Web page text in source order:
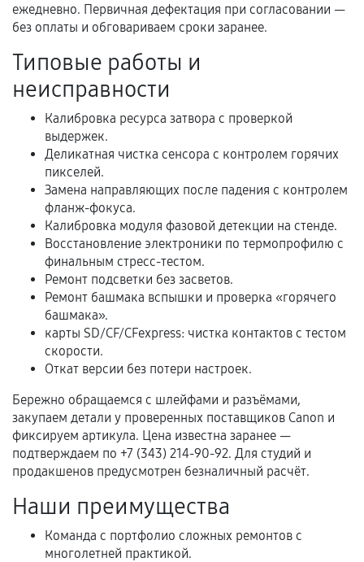
Акт выполненных работ с датой, перечнем
услуг и сроком гарантии.
Документы на установленные комплектующие
и кассовый чек.
Расширенная гарантия
В некоторых случаях возможно оформление
расширенной гарантии. Стоимость, сроки и
условия продления согласовываются отдельно и
фиксируются в документах.
Когда гарантия не действует
Нарушение правил эксплуатации,
механические повреждения, попадание влаги,
Самостоятельный ремонт или вмешательство
третьих лиц.
Естественный износ деталей, если иное не
предусмотрено отдельно.
Обращение после окончания гарантийного
срока.
Программные сбои, если это не указано в
ежедневно. Первичная дефектация при согласовании —
без оплаты и обговариваем сроки заранее.
Типовые работы и
неисправности
Калибровка ресурса затвора с проверкой
выдержек.
Деликатная чистка сенсора с контролем горячих
пикселей.
Замена направляющих после падения с контролем
фланж-фокуса.
Калибровка модуля фазовой детекции на стенде.
Восстановление электроники по термопрофилю с
финальным стресс-тестом.
Ремонт подсветки без засветов.
Ремонт башмака вспышки и проверка «горячего
башмака».
карты SD/CF/CFexpress: чистка контактов с тестом
скорости.
Откат версии без потери настроек.
Бережно обращаемся с шлейфами и разъёмами,
закупаем детали у проверенных поставщиков Canon и
фиксируем артикула. Цена известна заранее —
подтверждаем по +7 (343) 214-90-92. Для студий и
продакшенов предусмотрен безналичный расчёт.
Наши преимущества
Команда с портфолио сложных ремонтов с
многолетней практикой.